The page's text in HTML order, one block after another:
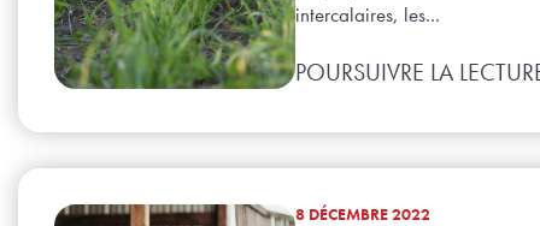
intercalaires, les...
POURSUIVRE LA
8 DÉCEMBRE 2022